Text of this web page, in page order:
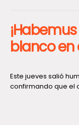
blanco en
Este jueves salió
confirmando que el